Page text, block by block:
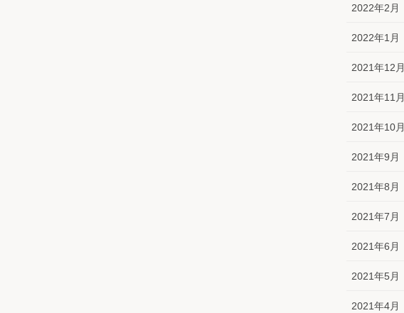
2022年2月
2022年1月
2021年12月
2021年11月
2021年10月
2021年9月
2021年8月
2021年7月
2021年6月
2021年5月
2021年4月